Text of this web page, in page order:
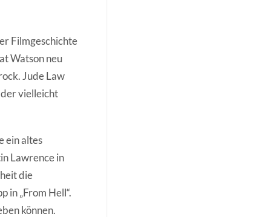
Filmgeschichte
Watson neu
Jude Law
vielleicht
ein altes
Lawrence in
die
in „From Hell“.
können.